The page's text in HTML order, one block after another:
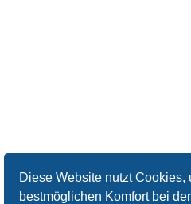
Diese Website nutzt Cookies,
bestmöglichen Komfort bei